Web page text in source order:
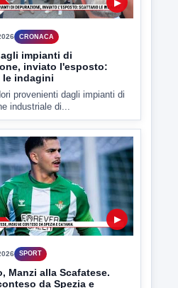
▶
impianti di
inviato l'esposto:
le indagini
provenienti dagli impianti di
industriale di...